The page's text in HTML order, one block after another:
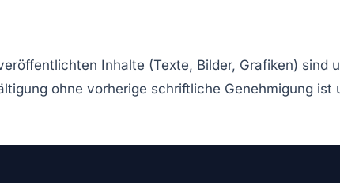
Inhalte (Texte, Bilder, Grafiken) sind
ohne vorherige schriftliche Genehmigung ist